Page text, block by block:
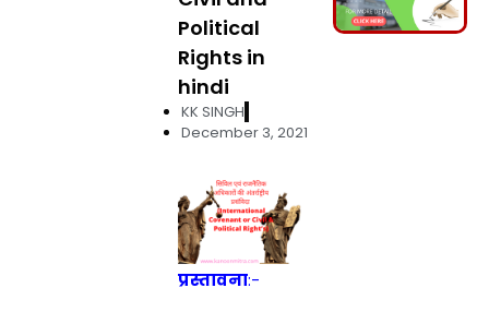
Political
Rights in
hindi
KK SINGH
December 3, 2021
प्रस्‍तावना:-